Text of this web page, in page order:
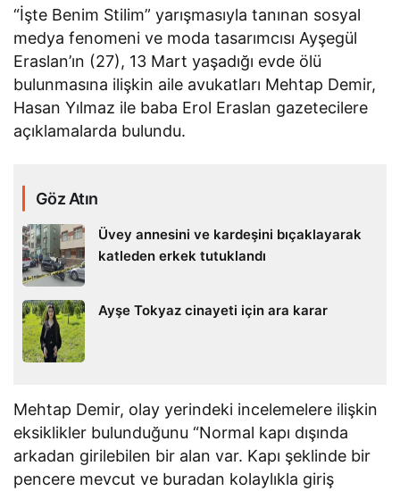
“İşte Benim Stilim” yarışmasıyla tanınan sosyal
medya fenomeni ve moda tasarımcısı Ayşegül
Eraslan’ın (27), 13 Mart yaşadığı evde ölü
bulunmasına ilişkin aile avukatları Mehtap Demir,
Hasan Yılmaz ile baba Erol Eraslan gazetecilere
açıklamalarda bulundu.
Göz Atın
Üvey annesini ve kardeşini bıçaklayarak
katleden erkek tutuklandı
Ayşe Tokyaz cinayeti için ara karar
Mehtap Demir, olay yerindeki incelemelere ilişkin
eksiklikler bulunduğunu “Normal kapı dışında
arkadan girilebilen bir alan var. Kapı şeklinde bir
pencere mevcut ve buradan kolaylıkla giriş